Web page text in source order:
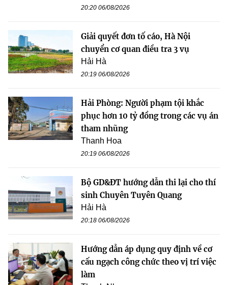
20:20 06/08/2026
Giải quyết đơn tố cáo, Hà Nội
chuyển cơ quan điều tra 3 vụ
Hải Hà
20:19 06/08/2026
Hải Phòng: Người phạm tội khắc
phục hơn 10 tỷ đồng trong các vụ án
tham nhũng
Thanh Hoa
20:19 06/08/2026
Bộ GD&ĐT hướng dẫn thi lại cho thí
sinh Chuyên Tuyên Quang
Hải Hà
20:18 06/08/2026
Hướng dẫn áp dụng quy định về cơ
cấu ngạch công chức theo vị trí việc
làm